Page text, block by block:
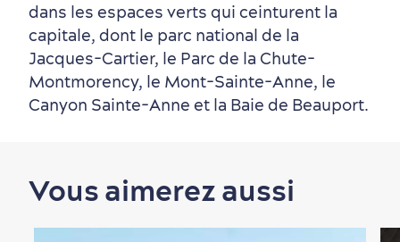
dans les espaces verts qui ceinturent la
capitale, dont le parc national de la
Jacques-Cartier, le Parc de la Chute-
Montmorency, le Mont-Sainte-Anne, le
Canyon Sainte-Anne et la Baie de Beauport.
Vous aimerez aussi